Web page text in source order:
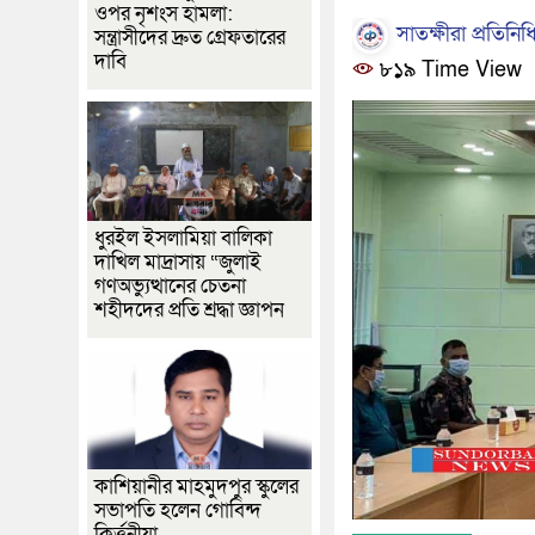
সাতক্ষীরা
৮১৯ Time View
ওপর নৃশংস হামলা:
সন্ত্রাসীদের দ্রুত গ্রেফতারের
দাবি
ধুরইল ইসলামিয়া বালিকা
দাখিল মাদ্রাসায় “জুলাই
গণঅভ্যুত্থানের চেতনা
শহীদদের প্রতি শ্রদ্ধা জ্ঞাপন
কাশিয়ানীর মাহমুদপুর স্কুলের
সভাপতি হলেন গোবিন্দ